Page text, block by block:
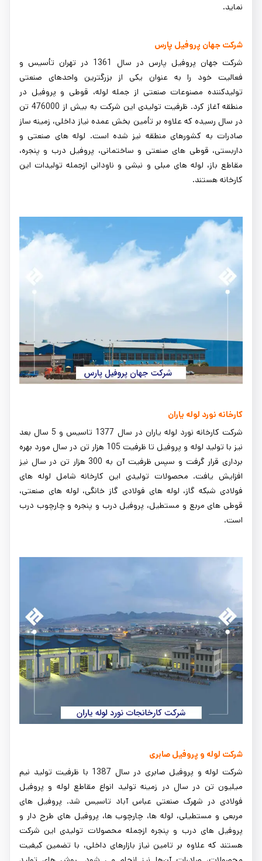
نماید.
شرکت جهان پروفیل پارس
شرکت جهان پروفیل پارس در سال 1361 در تهران تأسیس و
فعالیت خود را به عنوان یکی از بزرگترین واحدهای صنعتی
تولیدکننده مصنوعات صنعتی از جمله لوله، قوطی و پروفیل در
منطقه آغاز کرد. ظرفیت تولیدی این شرکت به بیش از 476000 تن
در سال رسیده که علاوه بر تأمین بخش عمده نیاز داخلی، زمینه ساز
صادرات به کشورهای منطقه نیز شده است. لوله های صنعتی و
داربستی، قوطی های صنعتی و ساختمانی، پروفیل درب و پنجره،
مقاطع باز، لوله های مبلی و نبشی و ناودانی ازجمله تولیدات این
کارخانه هستند.
کارخانه نورد لوله یاران
شرکت کارخانه نورد لوله یاران در سال 1377 تاسیس و 5 سال بعد
نیز با تولید لوله و پروفیل تا ظرفیت 105 هزار تن در سال مورد بهره
برداری قرار گرفت و سپس ظرفیت آن به 300 هزار تن در سال نیز
افزایش یافت. محصولات تولیدی این کارخانه شامل لوله های
فولادی شبکه گاز، لوله های فولادی گاز خانگی، لوله های صنعتی،
قوطی های مربع و مستطیل، پروفیل درب و پنجره و چارچوب درب
است.
شرکت لوله و پروفیل صابری
شرکت لوله و پروفیل صابری در سال 1387 با ظرفیت تولید نیم
میلیون تن در سال در زمینه تولید انواع مقاطع لوله و پروفیل
فولادی در شهرک صنعتی عباس آباد تاسیس شد. پروفیل های
مربعی و مستطیلی، لوله ها، چارچوب ها، پروفیل های طرح دار و
پروفیل های درب و پنجره ازجمله محصولات تولیدی این شرکت
هستند که علاوه بر تامین نیاز بازارهای داخلی، با تضمین کیفیت